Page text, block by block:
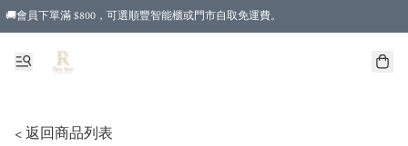
🚚會員下單滿 $800，可選順豐智能櫃或門市自取免運費。
< 返回商品列表